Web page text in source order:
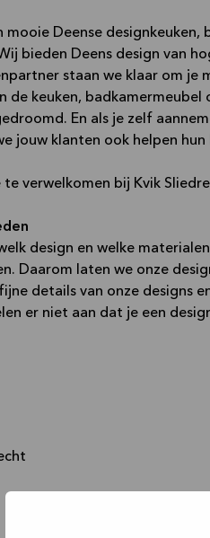
Deense designkeuken,
bieden Deens design van
staan we klaar om je
de keuken,
En als je zelf
jouw klanten ook helpen hun
verwelkomen bij Kvik
design en welke
Daarom laten we onze
details van onze designs
er niet aan dat je een